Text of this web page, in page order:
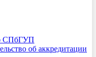
СПбГУП
об аккредитации